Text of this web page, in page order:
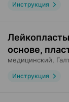
Инструкция
основе,
медицинский,
Инструкция